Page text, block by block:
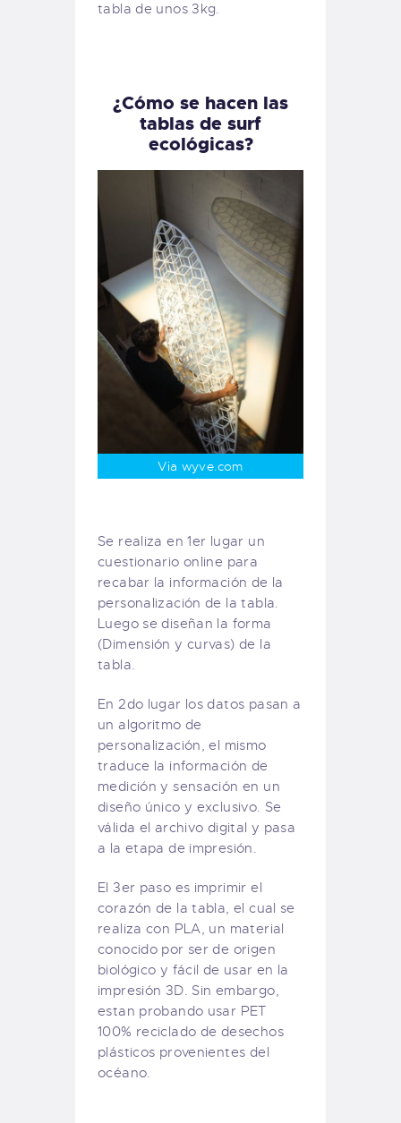
tabla de unos 3kg.
¿Cómo se hacen las
tablas de surf
ecológicas?
Via wyve.com
Se realiza en 1er lugar un
cuestionario online para
recabar la información de la
personalización de la tabla.
Luego se diseñan la forma
(Dimensión y curvas) de la
tabla.
En 2do lugar los datos pasan a
un algoritmo de
personalización, el mismo
traduce la información de
medición y sensación en un
diseño único y exclusivo. Se
válida el archivo digital y pasa
a la etapa de impresión.
El 3er paso es imprimir el
corazón de la tabla, el cual se
realiza con PLA, un material
conocido por ser de origen
biológico y fácil de usar en la
impresión 3D. Sin embargo,
estan probando usar PET
100% reciclado de desechos
plásticos provenientes del
océano.